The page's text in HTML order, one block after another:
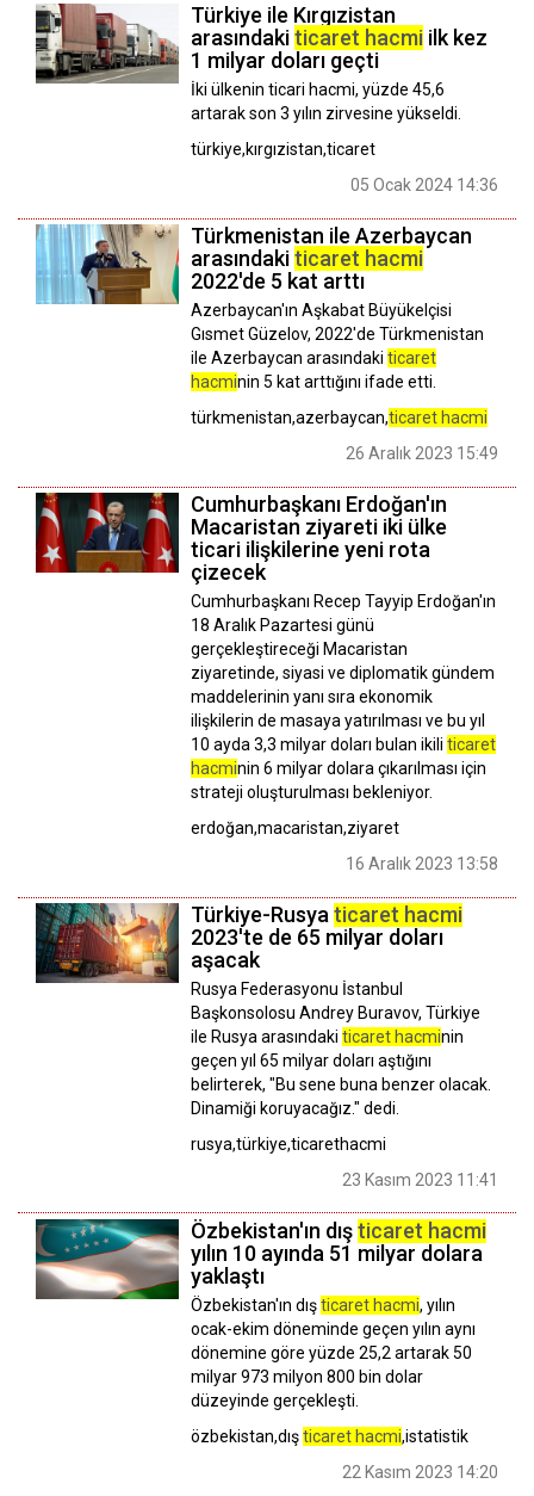
Türkiye ile Kırgızistan
arasındakiticaret hacmi ilk kez
1 milyar doları geçti
İki ülkenin ticari hacmi, yüzde 45,6
artarak son 3 yılın zirvesine yükseldi.
türkiye,kırgızistan,ticaret
05 Ocak 2024 14:36
Türkmenistan ile Azerbaycan
arasındakiticaret hacmi
2022'de 5 kat arttı
Azerbaycan'ın Aşkabat Büyükelçisi
Gısmet Güzelov, 2022'de Türkmenistan
ile Azerbaycan arasındaki ticaret
hacminin 5 kat arttığını ifade etti.
türkmenistan,azerbaycan,ticaret hacmi
26 Aralık 2023 15:49
Cumhurbaşkanı Erdoğan'ın
Macaristan ziyareti iki ülke
ticari ilişkilerine yeni rota
çizecek
Cumhurbaşkanı Recep Tayyip Erdoğan'ın
18 Aralık Pazartesi günü
gerçekleştireceği Macaristan
ziyaretinde, siyasi ve diplomatik gündem
maddelerinin yanı sıra ekonomik
ilişkilerin de masaya yatırılması ve bu yıl
10 ayda 3,3 milyar doları bulan ikili ticaret
hacminin 6 milyar dolara çıkarılması için
strateji oluşturulması bekleniyor.
erdoğan,macaristan,ziyaret
16 Aralık 2023 13:58
Türkiye-Rusya ticaret hacmi
2023'te de 65 milyar doları
aşacak
Rusya Federasyonu İstanbul
Başkonsolosu Andrey Buravov, Türkiye
ile Rusya arasındaki ticaret hacminin
geçen yıl 65 milyar doları aştığını
belirterek, "Bu sene buna benzer olacak.
Dinamiği koruyacağız." dedi.
rusya,türkiye,ticarethacmi
23 Kasım 2023 11:41
Özbekistan'ın dışticaret hacmi
yılın 10 ayında 51 milyar dolara
yaklaştı
Özbekistan'ın dışticaret hacmi, yılın
ocak-ekim döneminde geçen yılın aynı
dönemine göre yüzde 25,2 artarak 50
milyar 973 milyon 800 bin dolar
düzeyinde gerçekleşti.
özbekistan,dışticaret hacmi,istatistik
22 Kasım 2023 14:20